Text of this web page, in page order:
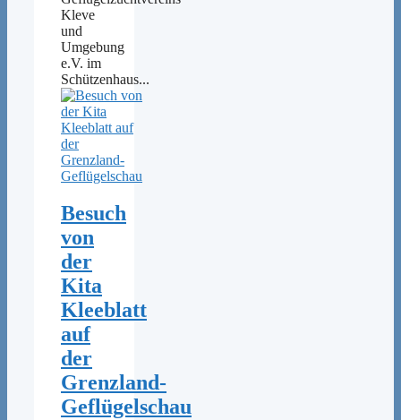
Kleve
und
Umgebung
e.V. im
Schützenhaus...
Besuch
von
der
Kita
Kleeblatt
auf
der
Grenzland-
Geflügelschau